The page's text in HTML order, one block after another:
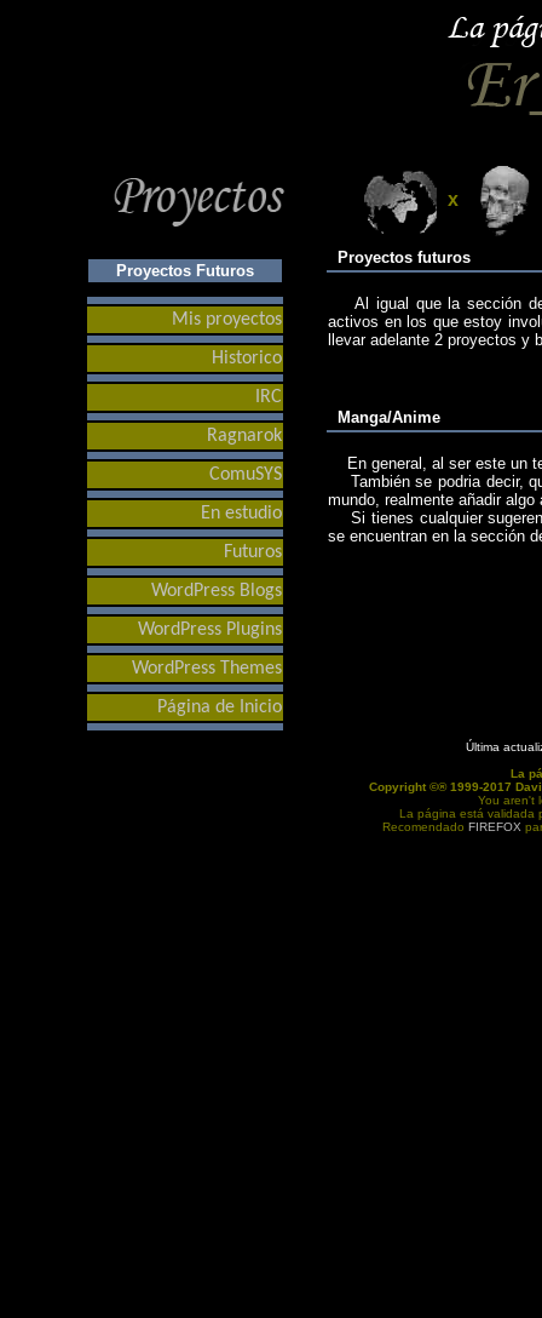
x
Proyectos Futuros
Mis proyectos
Historico
IRC
Ragnarok
ComuSYS
En estudio
Futuros
WordPress Blogs
WordPress Plugins
WordPress Themes
Página de Inicio
Proyectos futuros
Al igual que la sección de
activos en los que estoy
llevar adelante 2 proyectos y
Manga/Anime
En general, al ser este un
También se podria decir,
mundo, realmente añadir
Si tienes cualquier
se encuentran en la sección
Última
La
Copyright ©® 1999-2017
You aren't
La página está validada
Recomendado FIREFOX